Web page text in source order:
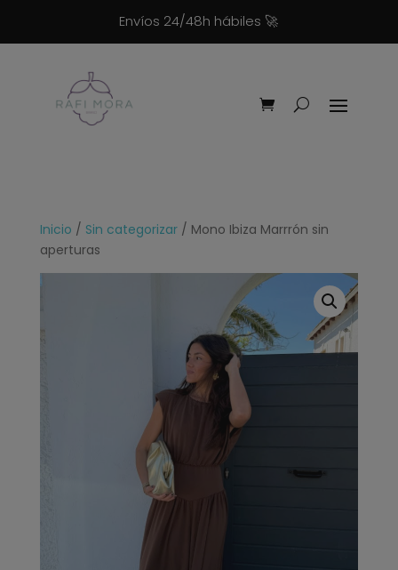
Envíos 24/48h hábiles 🚀
Inicio / Sin categorizar/ Mono Ibiza Marrrón sin
aperturas